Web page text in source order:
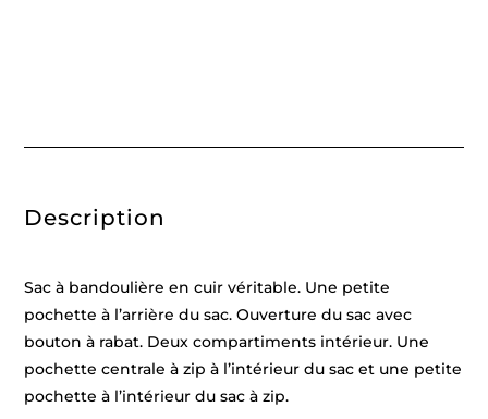
Description
Sac à bandoulière en cuir véritable. Une petite
pochette à l’arrière du sac. Ouverture du sac avec
bouton à rabat. Deux compartiments intérieur. Une
pochette centrale à zip à l’intérieur du sac et une petite
pochette à l’intérieur du sac à zip.